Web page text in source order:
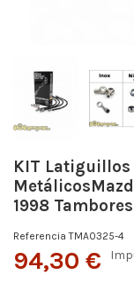
KIT Latiguillos
1998
Referencia TMA0325-4
94,30 €